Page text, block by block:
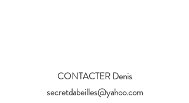
CONTACTER Denis
secretdabeilles@yahoo.com